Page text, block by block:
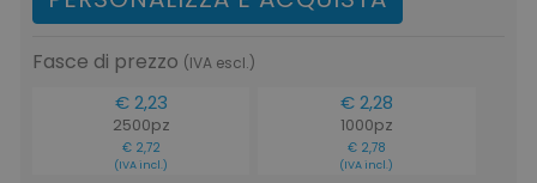
Fasce di prezzo (IVA escl.)
€ 2,23
2500pz
€ 2,72
(IVA incl.)
€ 2,28
1000pz
€ 2,78
(IVA incl.)